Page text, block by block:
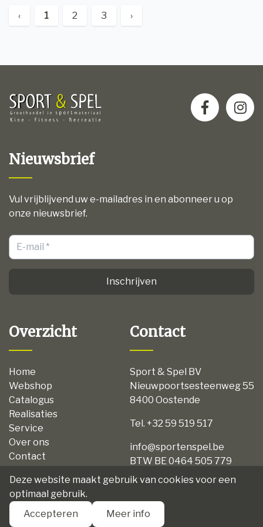
‹ 1 2 3 ›
Nieuwsbrief
Vul vrijblijvend uw e-mailadres in en abonneer u op
onze nieuwsbrief.
Inschrijven
Overzicht
Home
Webshop
Catalogus
Realisaties
Service
Over ons
Contact
Disclaimer
Algemene voorwaarden
Contact
Sport & Spel BV
Nieuwpoortsesteenweg 55
8400 Oostende
Tel. +32 59 519 517
info@sportenspel.be
BTW BE 0464 505 779
Deze website maakt gebruik van cookies voor een
optimaal gebruik.
Accepteren
Meer info